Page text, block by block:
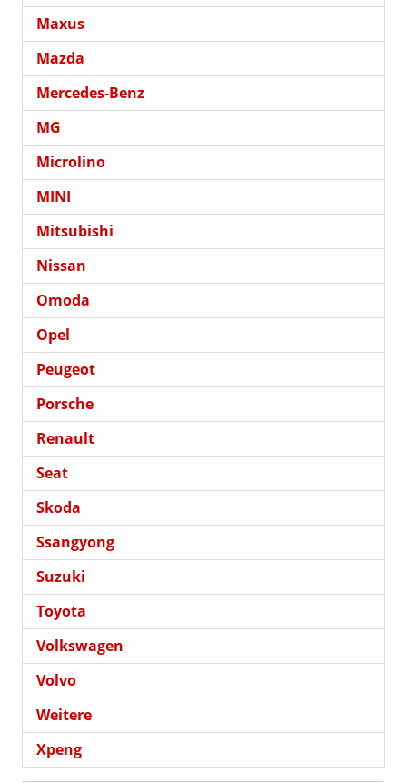
Maxus
Mazda
Mercedes-Benz
MG
Microlino
MINI
Mitsubishi
Nissan
Omoda
Opel
Peugeot
Porsche
Renault
Seat
Skoda
Ssangyong
Suzuki
Toyota
Volkswagen
Volvo
Weitere
Xpeng